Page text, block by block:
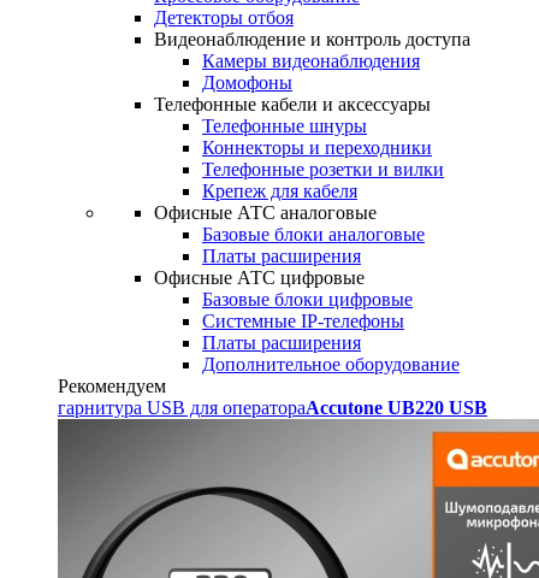
Детекторы отбоя
Видеонаблюдение и контроль доступа
Камеры видеонаблюдения
Домофоны
Телефонные кабели и аксессуары
Телефонные шнуры
Коннекторы и переходники
Телефонные розетки и вилки
Крепеж для кабеля
Офисные АТС аналоговые
Базовые блоки аналоговые
Платы расширения
Офисные АТС цифровые
Базовые блоки цифровые
Системные IP-телефоны
Платы расширения
Дополнительное оборудование
Рекомендуем
гарнитура USB для оператораAccutone UB220 USB